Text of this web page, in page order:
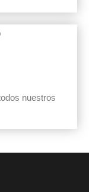
nuestros